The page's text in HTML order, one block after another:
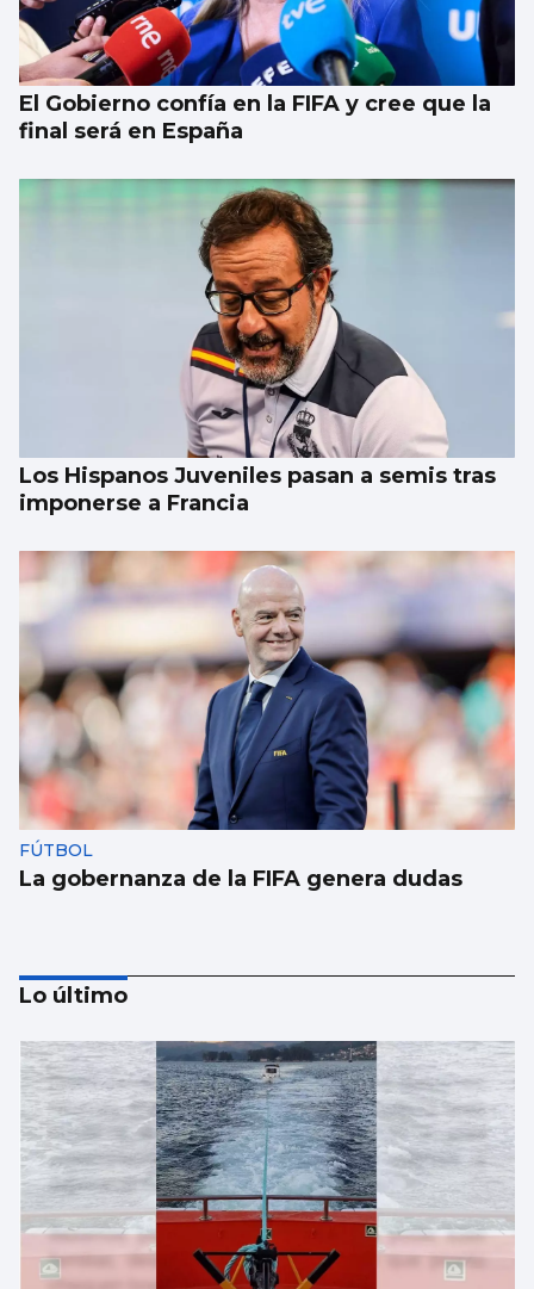
El Gobierno confía en la FIFA y cree que la
final será en España
Los Hispanos Juveniles pasan a semis tras
imponerse a Francia
FÚTBOL
La gobernanza de la FIFA genera dudas
Taparse la boca, amarilla
Lo último